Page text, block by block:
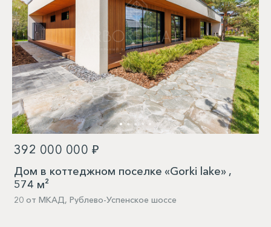
392 000 000 ₽
Дом в коттеджном поселке «Gorki lake» ,
574 м²
20 от МКАД, Рублево-Успенское шоссе